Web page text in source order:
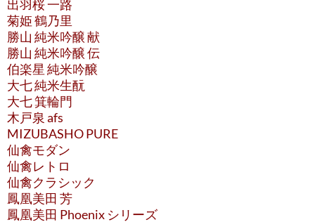
出羽桜 一路
菊姫 鶴乃里
勝山 純米吟醸 献
勝山 純米吟醸 伝
伯楽星 純米吟醸
大七 純米生酛
大七 箕輪門
木戸泉 afs
MIZUBASHO PURE
仙禽モダン
仙禽レトロ
仙禽クラシック
鳳凰美田 芳
鳳凰美田 Phoenix シリーズ